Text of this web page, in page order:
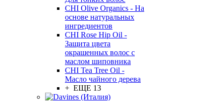
CHI Olive Organics - На
основе натуральных
ингредиентов
CHI Rose Hip Oil -
Защита цвета
окрашенных волос с
маслом шиповника
CHI Tea Tree Oil -
Масло чайного дерева
+ ЕЩЕ 13